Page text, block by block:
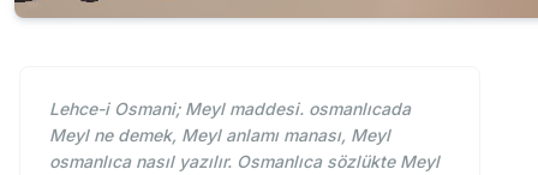
Lehce-i Osmani; Meyl maddesi. osmanlıcada
Meyl ne demek, Meyl anlamı manası, Meyl
osmanlıca nasıl yazılır. Osmanlıca sözlükte Meyl